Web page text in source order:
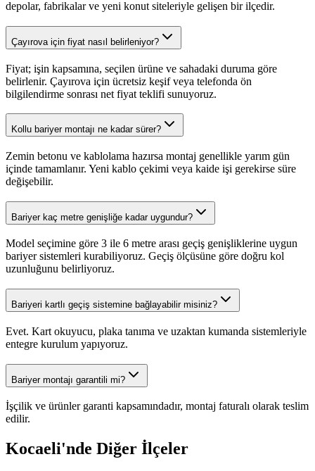
depolar, fabrikalar ve yeni konut siteleriyle gelişen bir ilçedir.
Çayırova için fiyat nasıl belirleniyor?
Fiyat; işin kapsamına, seçilen ürüne ve sahadaki duruma göre
belirlenir. Çayırova için ücretsiz keşif veya telefonda ön
bilgilendirme sonrası net fiyat teklifi sunuyoruz.
Kollu bariyer montajı ne kadar sürer?
Zemin betonu ve kablolama hazırsa montaj genellikle yarım gün
içinde tamamlanır. Yeni kablo çekimi veya kaide işi gerekirse süre
değişebilir.
Bariyer kaç metre genişliğe kadar uygundur?
Model seçimine göre 3 ile 6 metre arası geçiş genişliklerine uygun
bariyer sistemleri kurabiliyoruz. Geçiş ölçüsüne göre doğru kol
uzunluğunu belirliyoruz.
Bariyeri kartlı geçiş sistemine bağlayabilir misiniz?
Evet. Kart okuyucu, plaka tanıma ve uzaktan kumanda sistemleriyle
entegre kurulum yapıyoruz.
Bariyer montajı garantili mi?
İşçilik ve ürünler garanti kapsamındadır, montaj faturalı olarak teslim
edilir.
Kocaeli'nde Diğer İlçeler